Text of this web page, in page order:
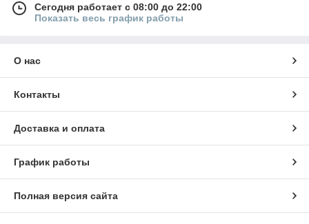
Сегодня работает с 08:00 до 22:00
Показать весь график работы
О нас
Контакты
Доставка и оплата
График работы
Полная версия сайта